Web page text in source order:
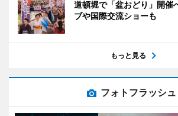
道頓堀で「盆おどり」開
ブや国際交流ショーも
もっと見る
フォトフラッシュ